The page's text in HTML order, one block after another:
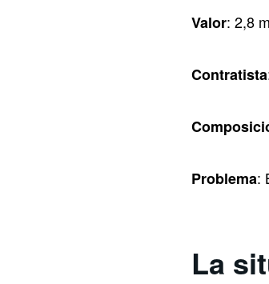
Valor: 2,8
Contratista
Problema:
La